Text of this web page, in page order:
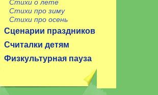
Стихи о лете
Стихи про зиму
Стихи про осень
Сценарии праздников
Считалки детям
Физкультурная пауза